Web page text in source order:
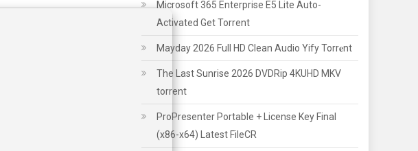
Microsoft 365 Enterprise E5 Lite Auto-
Activated Gеt Torrent
Mayday 2026 Full HD Clean Audio Yify Torr𝐞nt
The Last Sunrise 2026 DVDRip 4KUHD MKV
torrent
ProPresenter Portable + License Key Final
(x86-x64) Latest FileCR